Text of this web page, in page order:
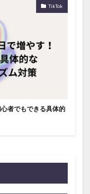
TikTok
者でもできる具体的